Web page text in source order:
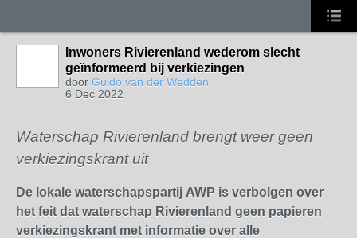
Inwoners Rivierenland wederom slecht
geïnformeerd bij verkiezingen
door Guido van der Wedden
6 Dec 2022
Waterschap Rivierenland brengt weer geen
verkiezingskrant uit
De lokale waterschapspartij AWP is verbolgen over
het feit dat waterschap Rivierenland geen papieren
verkiezingskrant met informatie over alle